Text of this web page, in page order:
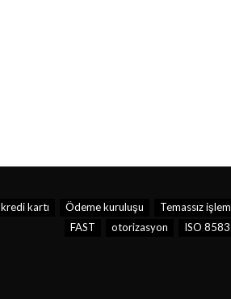
kredi kartı Ödeme kuruluşu Temassız işlem
FAST
otorizasyon ISO 8583